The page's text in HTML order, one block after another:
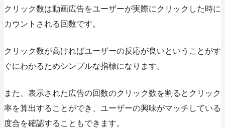
クリック数は動画広告をユーザーが実際にクリックした時に
カウントされる回数です。
クリック数が高ければユーザーの反応が良いということがす
ぐにわかるためシンプルな指標になります。
また、表示された広告の回数のクリック数を割るとクリック
率を算出することができ、ユーザーの興味がマッチしている
度合を確認することもできます。